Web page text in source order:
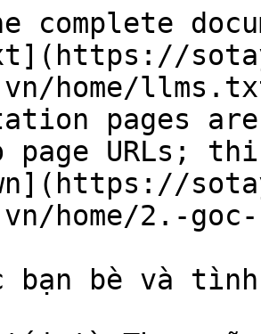
complete
home/
pages
page URLs;
home/2.-
bạn bè và